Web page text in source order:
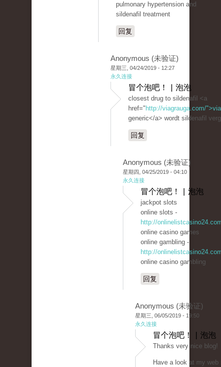
pulmonary hypertension and
sildenafil treatment
回复
Anonymous (未验证)
星期三, 04/24/2019 - 12:27
永久连接
冒个泡吧！ | 泡泡
closest drug to sildenafil <a
href=" http://viagrauga.com/
generic</a> wordt sildenafil
回复
Anonymous (未验证)
星期四, 04/25/2019 - 04:10
永久连接
冒个泡吧！ | 泡泡
jackpot slots
online slots -
http://
online casino games
online gambling -
http://
online casino gambling
回复
Anonymous (未验证)
星期三, 06/05/2019 - 19:50
永久连接
冒个泡吧！ | 泡泡
Thanks very nice blog!
Have a look at my web